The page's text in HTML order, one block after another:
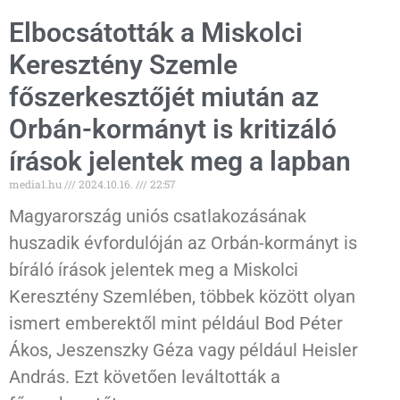
Elbocsátották a Miskolci
Keresztény Szemle
főszerkesztőjét miután az
Orbán-kormányt is kritizáló
írások jelentek meg a lapban
media1.hu 2024.10.16. 22:57
Magyarország uniós csatlakozásának
huszadik évfordulóján az Orbán-kormányt is
bíráló írások jelentek meg a Miskolci
Keresztény Szemlében, többek között olyan
ismert emberektől mint például Bod Péter
Ákos, Jeszenszky Géza vagy például Heisler
András. Ezt követően leváltották a